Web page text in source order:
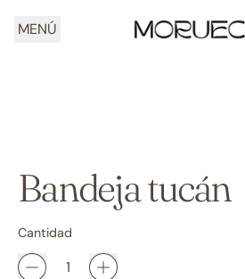
MENÚ
Bandeja tucán
Cantidad